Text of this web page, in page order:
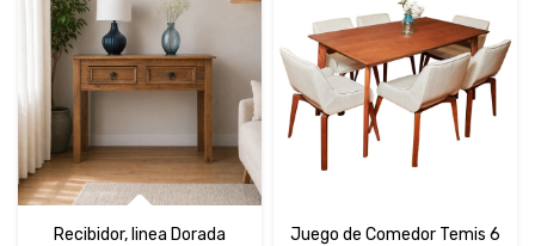
Recibidor, linea Dorada
Juego de Comedor Temis 6